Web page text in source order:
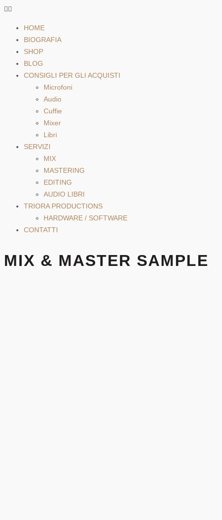
HOME
BIOGRAFIA
SHOP
BLOG
CONSIGLI PER GLI ACQUISTI
Microfoni
Audio
Cuffie
Mixer
Libri
SERVIZI
MIX
MASTERING
EDITING
AUDIO LIBRI
TRIORA PRODUCTIONS
HARDWARE / SOFTWARE
CONTATTI
MIX & MASTER SAMPLE